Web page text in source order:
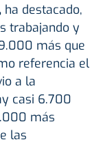
ha destacado,
trabajando y
más que
referencia el
a la
casi 6.700
más
las